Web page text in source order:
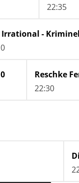
22:35
Irrational -
22:30